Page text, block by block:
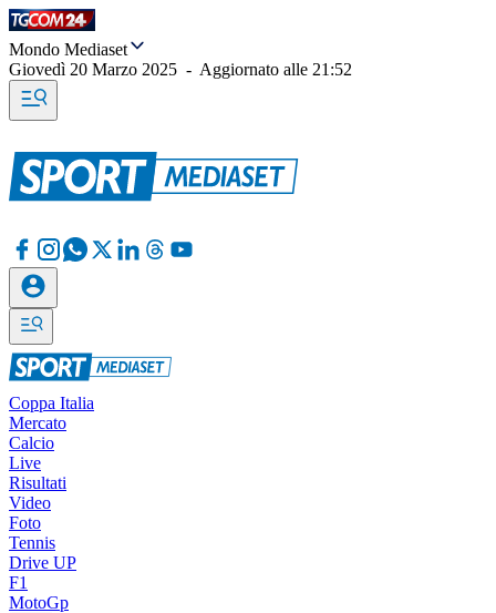
Mondo Mediaset
Giovedì 20 Marzo 2025 - Aggiornato alle 21:52
Coppa Italia
Mercato
Calcio
Live
Risultati
Video
Foto
Tennis
Drive UP
F1
MotoGp